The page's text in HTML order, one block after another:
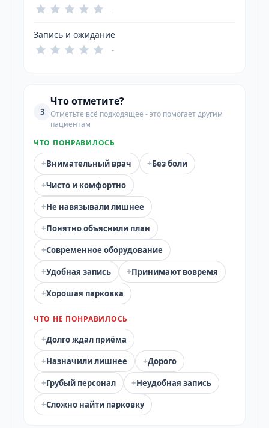
-
Запись и ожидание
-
3
Что отметите?
Отметьте всё подходящее - это помогает другим
пациентам
ЧТО ПОНРАВИЛОСЬ
+Внимательный врач +Без боли
+Чисто и комфортно
+Не навязывали лишнее
+Понятно объяснили план
+Современное оборудование
+Удобная запись +Принимают вовремя
+Хорошая парковка
ЧТО НЕ ПОНРАВИЛОСЬ
+Долго ждал приёма
+Назначили лишнее +Дорого
+Грубый персонал +Неудобная запись
+Сложно найти парковку